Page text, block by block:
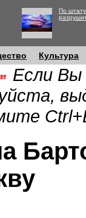
По
Культура
Если Вы